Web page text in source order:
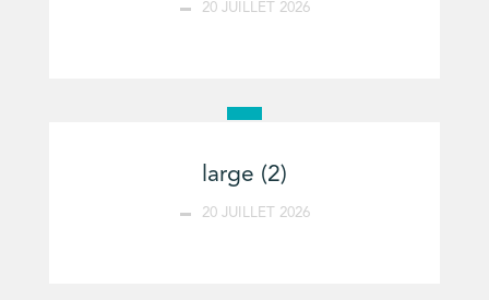
20 JUILLET 2026
large (2)
20 JUILLET 2026